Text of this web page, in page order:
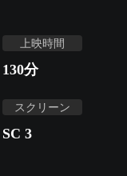
上映時間
130分
スクリーン
SC 3